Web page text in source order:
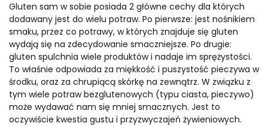
Gluten sam w sobie posiada 2 główne cechy dla których
dodawany jest do wielu potraw. Po pierwsze: jest nośnikiem
smaku, przez co potrawy, w których znajduje się gluten
wydają się na zdecydowanie smaczniejsze. Po drugie:
gluten spulchnia wiele produktów i nadaje im sprężystości.
To właśnie odpowiada za miękkość i puszystość pieczywa w
środku, oraz za chrupiącą skórkę na zewnątrz. W związku z
tym wiele potraw bezglutenowych (typu ciasta, pieczywo)
może wydawać nam się mniej smacznych. Jest to
oczywiście kwestia gustu i przyzwyczajeń żywieniowych.